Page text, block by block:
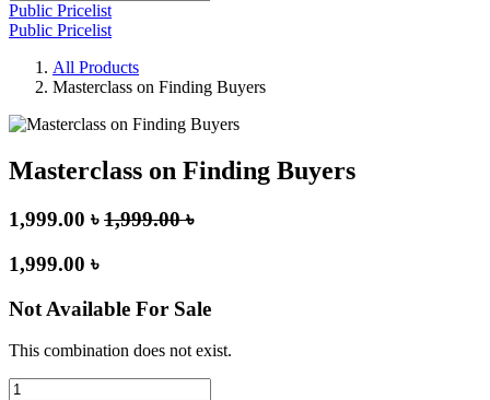
Public Pricelist
Public Pricelist
All Products
Masterclass on Finding Buyers
Masterclass on Finding Buyers
1,999.00 ৳ 1,999.00৳
1,999.00 ৳
Not Available For Sale
This combination does not exist.